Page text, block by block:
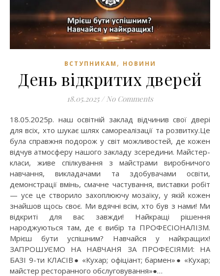
ВСТУПНИКАМ , НОВИНИ
День відкритих дверей
18.05.2025 / No Comments
18.05.2025р. наш освітній заклад відчинив свої двері
для всіх, хто шукає шлях самореалізації та розвитку.Це
була справжня подорож у світ можливостей, де кожен
відчув атмосферу нашого закладу зсередини. Майстер-
класи, живе спілкування з майстрами виробничого
навчання, викладачами та здобувачами освіти,
демонстрації вмінь, смачне частування, виставки робіт
— усе це створило захоплюючу мозаїку, у якій кожен
знайшов щось своє. Ми вдячні всім, хто був з нами! Ми
відкриті для вас завжди! Найкращі рішення
народжуються там, де є вибір та ПРОФЕСІОНАЛІЗМ.
Мрієш бути успішним? Навчайся у найкращих!
ЗАПРОШУЄМО НА НАВЧАНЯ ЗА ПРОФЕСІЯМИ: НА
БАЗІ 9-ти КЛАСІВ● «Кухар; офіціант; бармен»● «Кухар;
майстер ресторанного обслуговування»●…